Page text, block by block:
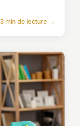
3 min de lecture →